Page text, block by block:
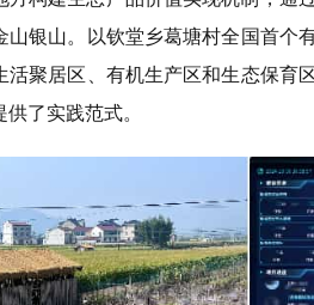
山银山。以钦堂乡葛塘村全国首个
活聚居区、有机生产区和生态保育
了实践范式。